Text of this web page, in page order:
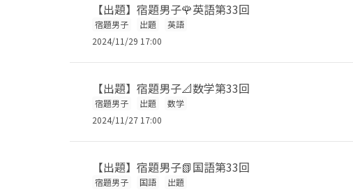
【出題】宿題男子🌹英語第33回
宿題男子 出題
英語
2024/11/29 17:00
【出題】宿題男子📐数学第33回
宿題男子 出題
数学
2024/11/27 17:00
【出題】宿題男子📗国語第33回
宿題男子 国語
出題